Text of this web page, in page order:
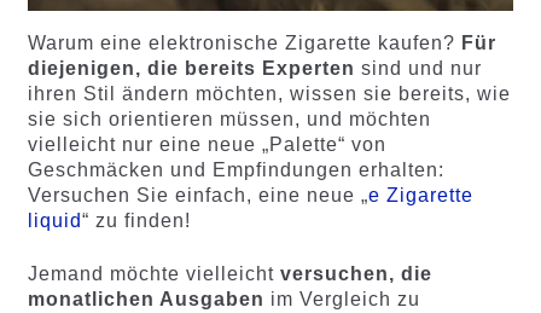
Warum eine elektronische Zigarette kaufen? Für
diejenigen, die bereits Experten sind und nur
ihren Stil ändern möchten, wissen sie bereits, wie
sie sich orientieren müssen, und möchten
vielleicht nur eine neue „Palette“ von
Geschmäcken und Empfindungen erhalten:
Versuchen Sie einfach, eine neue „e Zigarette
liquid“ zu finden!
Jemand möchte vielleicht versuchen, die
monatlichen Ausgaben im Vergleich zu